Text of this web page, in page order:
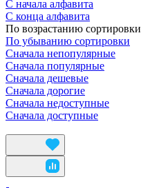
С начала алфавита
С конца алфавита
По возрастанию сортировки
По убыванию сортировки
Сначала непопулярные
Сначала популярные
Сначала дешевые
Сначала дорогие
Сначала недоступные
Сначала доступные